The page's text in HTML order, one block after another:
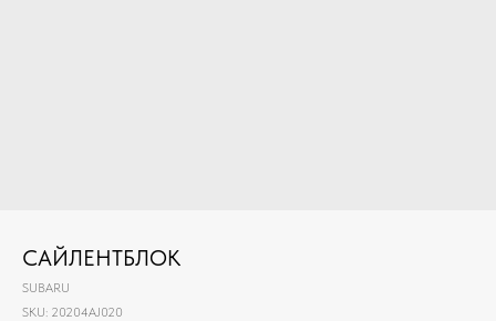
САЙЛЕНТБЛОК
SUBARU
SKU: 20204AJ020